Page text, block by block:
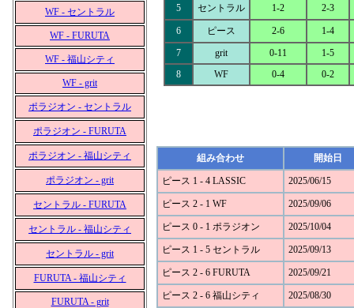
WF - セントラル
WF - FURUTA
WF - 福山シティ
WF - grit
ポラジオン - セントラル
ポラジオン - FURUTA
ポラジオン - 福山シティ
ポラジオン - grit
セントラル - FURUTA
セントラル - 福山シティ
セントラル - grit
FURUTA - 福山シティ
FURUTA - grit
5
セントラル 1-2 2-3
6 ピース 2-6
1-4
7
grit 0-11
1-5
8
WF 0-4 0-2
組み合わせ 開始日
ピース 1 - 4 LASSIC 2025/06/15
ピース 2 - 1 WF 2025/09/06
ピース 0 - 1 ポラジオン 2025/10/04
ピース 1 - 5 セントラル 2025/09/13
ピース 2 - 6 FURUTA 2025/09/21
ピース 2 - 6 福山シティ 2025/08/30